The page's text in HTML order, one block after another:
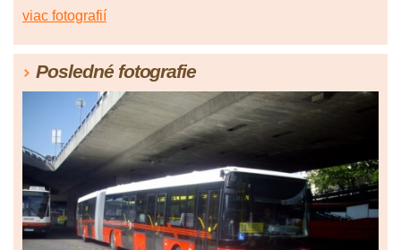
viac fotografií
Posledné fotografie